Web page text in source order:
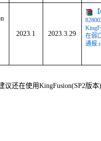
2023.1 2023.3.29
在弱
通报
还在使用KingFusion(SP2版